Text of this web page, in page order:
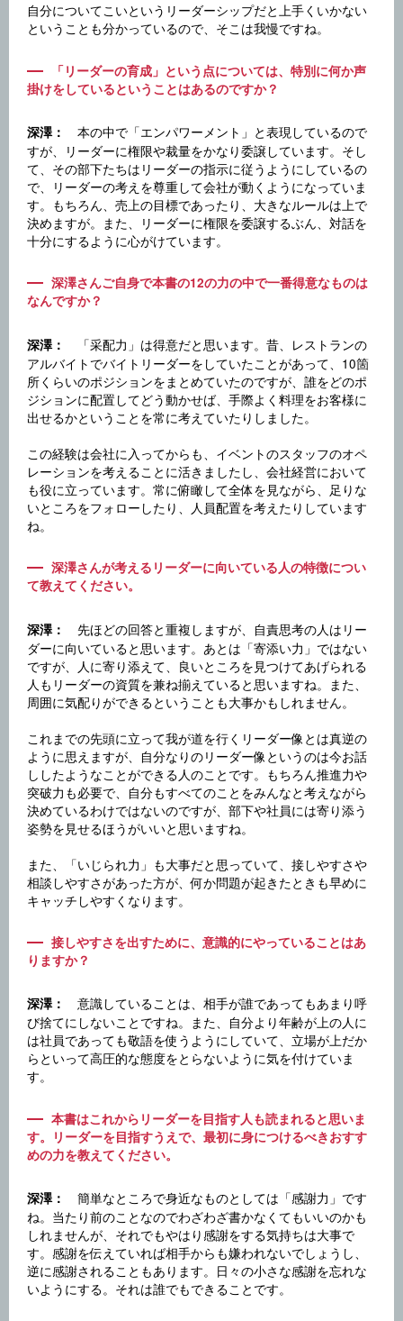
自分についてこいというリーダーシップだと上手くいかない
ということも分かっているので、そこは我慢ですね。
「リーダーの育成」という点については、特別に何か声
掛けをしているということはあるのですか？
深澤：
本の中で「エンパワーメント」と表現しているので
すが、リーダーに権限や裁量をかなり委譲しています。そし
て、その部下たちはリーダーの指示に従うようにしているの
で、リーダーの考えを尊重して会社が動くようになっていま
す。もちろん、売上の目標であったり、大きなルールは上で
決めますが。また、リーダーに権限を委譲するぶん、対話を
十分にするように心がけています。
深澤さんご自身で本書の12の力の中で一番得意なものは
なんですか？
深澤：
「采配力」は得意だと思います。昔、レストランの
アルバイトでバイトリーダーをしていたことがあって、10箇
所くらいのポジションをまとめていたのですが、誰をどのポ
ジションに配置してどう動かせば、手際よく料理をお客様に
出せるかということを常に考えていたりしました。
この経験は会社に入ってからも、イベントのスタッフのオペ
レーションを考えることに活きましたし、会社経営において
も役に立っています。常に俯瞰して全体を見ながら、足りな
いところをフォローしたり、人員配置を考えたりしています
ね。
深澤さんが考えるリーダーに向いている人の特徴につい
て教えてください。
深澤：
先ほどの回答と重複しますが、自責思考の人はリー
ダーに向いていると思います。あとは「寄添い力」ではない
ですが、人に寄り添えて、良いところを見つけてあげられる
人もリーダーの資質を兼ね揃えていると思いますね。また、
周囲に気配りができるということも大事かもしれません。
これまでの先頭に立って我が道を行くリーダー像とは真逆の
ように思えますが、自分なりのリーダー像というのは今お話
ししたようなことができる人のことです。もちろん推進力や
突破力も必要で、自分もすべてのことをみんなと考えながら
決めているわけではないのですが、部下や社員には寄り添う
姿勢を見せるほうがいいと思いますね。
また、「いじられ力」も大事だと思っていて、接しやすさや
相談しやすさがあった方が、何か問題が起きたときも早めに
キャッチしやすくなります。
接しやすさを出すために、意識的にやっていることはあ
りますか？
深澤：
意識していることは、相手が誰であってもあまり呼
び捨てにしないことですね。また、自分より年齢が上の人に
は社員であっても敬語を使うようにしていて、立場が上だか
らといって高圧的な態度をとらないように気を付けていま
す。
本書はこれからリーダーを目指す人も読まれると思いま
す。リーダーを目指すうえで、最初に身につけるべきおすす
めの力を教えてください。
深澤：
簡単なところで身近なものとしては「感謝力」です
ね。当たり前のことなのでわざわざ書かなくてもいいのかも
しれませんが、それでもやはり感謝をする気持ちは大事で
す。感謝を伝えていれば相手からも嫌われないでしょうし、
逆に感謝されることもあります。日々の小さな感謝を忘れな
いようにする。それは誰でもできることです。